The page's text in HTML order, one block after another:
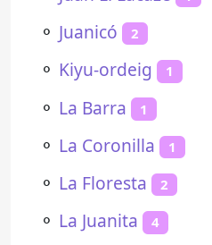
⚬ Juanicó 2
⚬ Kiyu-ordeig 1
⚬ La Barra 1
⚬ La Coronilla 1
⚬ La Floresta 2
⚬ La Juanita 4